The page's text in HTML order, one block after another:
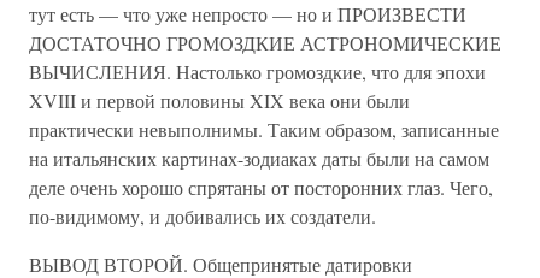
тут есть — что уже непросто — но и ПРОИЗВЕСТИ
ДОСТАТОЧНО ГРОМОЗДКИЕ АСТРОНОМИЧЕСКИЕ
ВЫЧИСЛЕНИЯ. Настолько громоздкие, что для эпохи
XVIII и первой половины XIX века они были
практически невыполнимы. Таким образом, записанные
на итальянских картинах-зодиаках даты были на самом
деле очень хорошо спрятаны от посторонних глаз. Чего,
по-видимому, и добивались их создатели.
ВЫВОД ВТОРОЙ. Общепринятые датировки